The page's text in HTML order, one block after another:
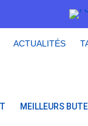
ACTUALITÉS
MEILLEURS